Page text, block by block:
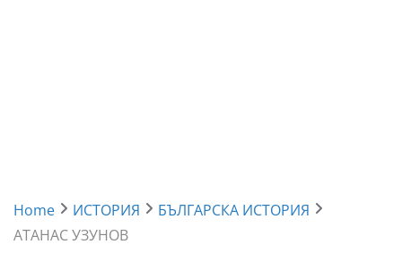
Home ИСТОРИЯ
БЪЛГАРСКА ИСТОРИЯ
АТАНАС УЗУНОВ